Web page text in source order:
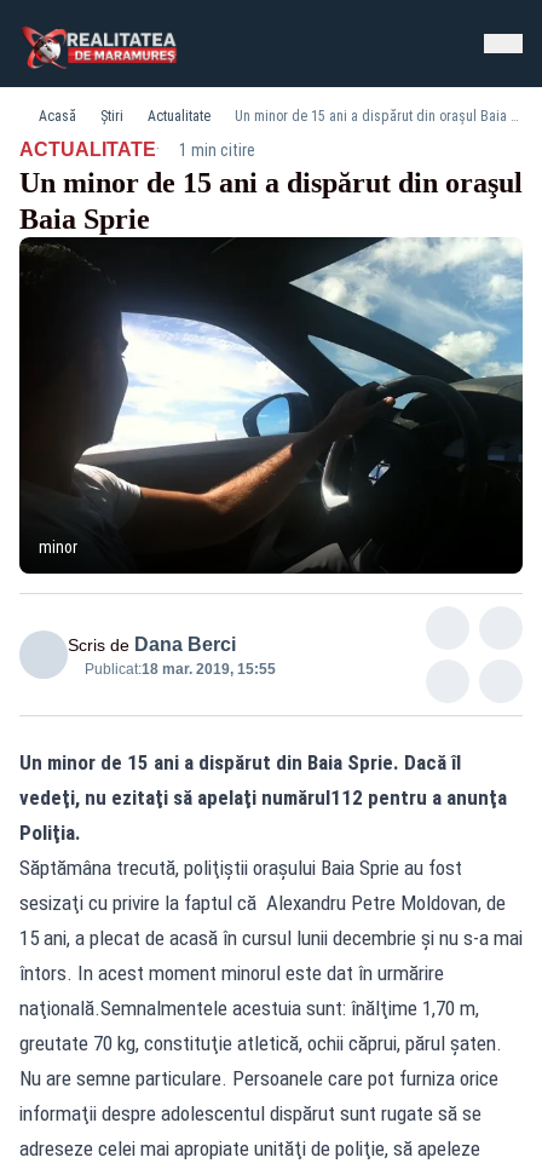
Acasă Știri Actualitate Un minor de 15 ani a dispărut din oraşul Baia Sprie
ACTUALITATE· 1 min citire
Un minor de 15 ani a dispărut din oraşul
Baia Sprie
minor
Scris de Dana Berci
Publicat:18 mar. 2019, 15:55
Un minor de 15 ani a dispărut din Baia Sprie. Dacă îl
vedeţi, nu ezitaţi să apelaţi numărul112 pentru a anunţa
Poliţia.
Săptămâna trecută, poliţiştii oraşului Baia Sprie au fost
sesizaţi cu privire la faptul că Alexandru Petre Moldovan, de
15 ani, a plecat de acasă în cursul lunii decembrie şi nu s-a mai
întors. In acest moment minorul este dat în urmărire
naţională.Semnalmentele acestuia sunt: înălţime 1,70 m,
greutate 70 kg, constituţie atletică, ochii căprui, părul şaten.
Nu are semne particulare. Persoanele care pot furniza orice
informaţii despre adolescentul dispărut sunt rugate să se
adreseze celei mai apropiate unităţi de poliţie, să apeleze